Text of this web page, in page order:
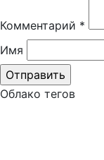
Комментарий *
Имя
Облако тегов